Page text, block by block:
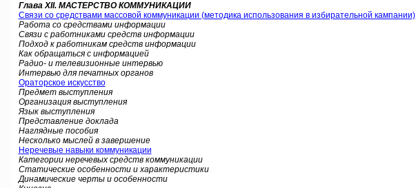
Глава ХII. МАСТЕРСТВО КОММУНИКАЦИИ
Связи со средствами массовой коммуникации (методика использования в избирательной кампании)
Работа со средствами информации
Связи с работниками средств информации
Подход к работникам средств информации
Как обращаться с информацией
Радио- и телевизионные интервью
Интервью для печатных органов
Ораторское искусство
Предмет выступления
Организация выступления
Язык выступления
Представление доклада
Наглядные пособия
Несколько мыслей в завершение
Неречевые навыки коммуникации
Категории неречевых средств коммуникации
Статические особенности и характеристики
Динамические черты и особенности